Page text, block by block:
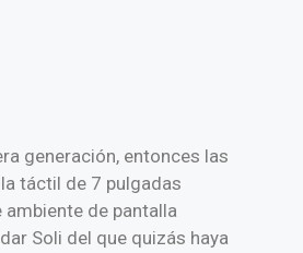
generación, entonces las
táctil de 7 pulgadas
de pantalla
Soli del que quizás haya